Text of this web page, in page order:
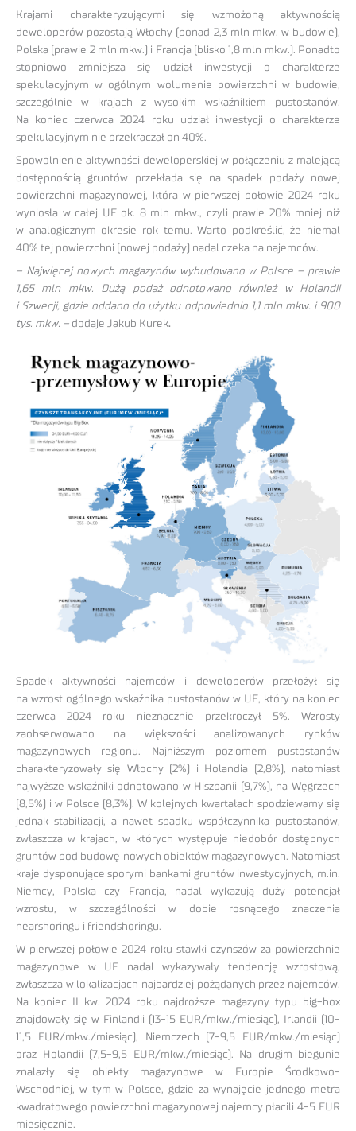
Krajami charakteryzującymi się wzmożoną aktywnością
deweloperów pozostają Włochy (ponad 2,3 mln mkw. w budowie),
Polska (prawie 2 mln mkw.) i Francja (blisko 1,8 mln mkw.). Ponadto
stopniowo zmniejsza się udział inwestycji o charakterze
spekulacyjnym w ogólnym wolumenie powierzchni w budowie,
szczególnie w krajach z wysokim wskaźnikiem pustostanów.
Na koniec czerwca 2024 roku udział inwestycji o charakterze
spekulacyjnym nie przekraczał on 40%.
Spowolnienie aktywności deweloperskiej w połączeniu z malejącą
dostępnością gruntów przekłada się na spadek podaży nowej
powierzchni magazynowej, która w pierwszej połowie 2024 roku
wyniosła w całej UE ok. 8 mln mkw., czyli prawie 20% mniej niż
w analogicznym okresie rok temu. Warto podkreślić, że niemal
40% tej powierzchni (nowej podaży) nadal czeka na najemców.
– Najwięcej nowych magazynów wybudowano w Polsce – prawie
1,65 mln mkw. Dużą podaż odnotowano również w Holandii
i Szwecji, gdzie oddano do użytku odpowiednio 1,1 mln mkw. i 900
tys. mkw. – dodaje Jakub Kurek.
Spadek aktywności najemców i deweloperów przełożył się
na wzrost ogólnego wskaźnika pustostanów w UE, który na koniec
czerwca 2024 roku nieznacznie przekroczył 5%. Wzrosty
zaobserwowano na większości analizowanych rynków
magazynowych regionu. Najniższym poziomem pustostanów
charakteryzowały się Włochy (2%) i Holandia (2,8%), natomiast
najwyższe wskaźniki odnotowano w Hiszpanii (9,7%), na Węgrzech
(8,5%) i w Polsce (8,3%). W kolejnych kwartałach spodziewamy się
jednak stabilizacji, a nawet spadku współczynnika pustostanów,
zwłaszcza w krajach, w których występuje niedobór dostępnych
gruntów pod budowę nowych obiektów magazynowych. Natomiast
kraje dysponujące sporymi bankami gruntów inwestycyjnych, m.in.
Niemcy, Polska czy Francja, nadal wykazują duży potencjał
wzrostu, w szczególności w dobie rosnącego znaczenia
nearshoringu i friendshoringu.
W pierwszej połowie 2024 roku stawki czynszów za powierzchnie
magazynowe w UE nadal wykazywały tendencję wzrostową,
zwłaszcza w lokalizacjach najbardziej pożądanych przez najemców.
Na koniec II kw. 2024 roku najdroższe magazyny typu big-box
znajdowały się w Finlandii (13-15 EUR/mkw./miesiąc), Irlandii (10-
11,5 EUR/mkw./miesiąc), Niemczech (7-9,5 EUR/mkw./miesiąc)
oraz Holandii (7,5-9,5 EUR/mkw./miesiąc). Na drugim biegunie
znalazły się obiekty magazynowe w Europie Środkowo-
Wschodniej, w tym w Polsce, gdzie za wynajęcie jednego metra
kwadratowego powierzchni magazynowej najemcy płacili 4-5 EUR
miesięcznie.